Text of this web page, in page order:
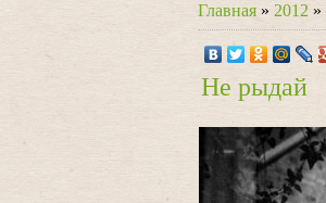
Главная » 2012 »
Не рыдай